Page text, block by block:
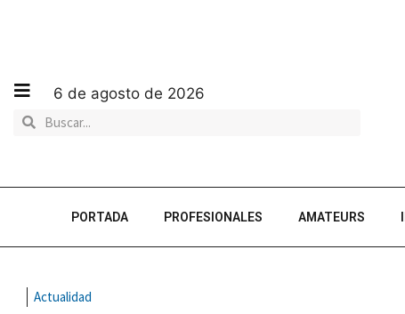
6 de agosto de 2026
PORTADA PROFESIONALES AMATEURS
Actualidad